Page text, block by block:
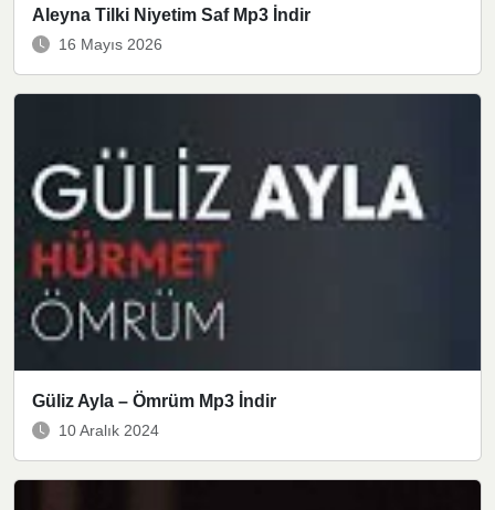
Aleyna Tilki Niyetim Saf Mp3 İndir
16 Mayıs 2026
Güliz Ayla – Ömrüm Mp3 İndir
10 Aralık 2024